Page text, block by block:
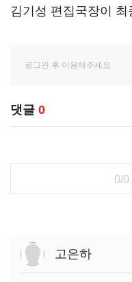
김기성 편집국장이 최
댓글 0
0/0
고은하